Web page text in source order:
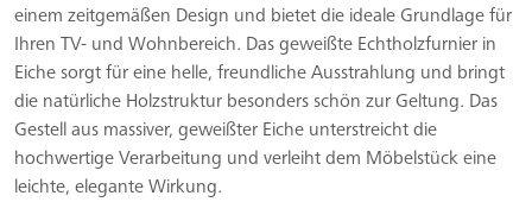
einem zeitgemäßen Design und bietet die ideale Grundlage für
Ihren TV- und Wohnbereich. Das geweißte Echtholzfurnier in
Eiche sorgt für eine helle, freundliche Ausstrahlung und bringt
die natürliche Holzstruktur besonders schön zur Geltung. Das
Gestell aus massiver, geweißter Eiche unterstreicht die
hochwertige Verarbeitung und verleiht dem Möbelstück eine
leichte, elegante Wirkung.